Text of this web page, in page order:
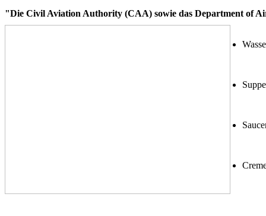
"Die Civil Aviation Authority (CAA) sowie das Department of